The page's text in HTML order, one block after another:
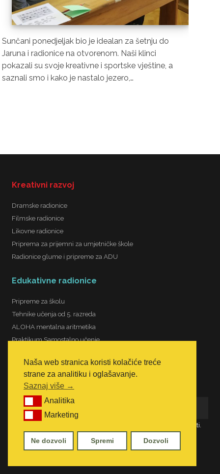
Naša web stranica koristi kolačiće treće
strane za analitiku i oglašavanje.
Saznaj više →
AnalitikaAnalitika
MarketingMarketing
Ne dozvoli Spremi Dozvoli
Dođi se družiti s ekipom, svaki dan ćemo raditi
nešto zanimljivo, edukativno i muvati se po
gradu – gledati izložbe po muzejima i kreativno
se izražavati na likovnim radionicama! Istraživat…
Kreativni razvoj
Dramske radionice
Filmske radionice
Likovne radionice
Priprema za prijemni za umjetničke škole
Radionice glume i pripreme za ADU
Edukativne radionice
Pripreme za školu
Tehnike učenja od 5. razreda
ALOHA mentalna aritmetika
Praktikum Samostalno učenje
Prijavom na newsletter saznajete novosti i ostvarujete pogodnosti.
Prihvaćam pravila privatnosti